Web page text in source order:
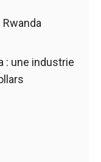
: une industrie